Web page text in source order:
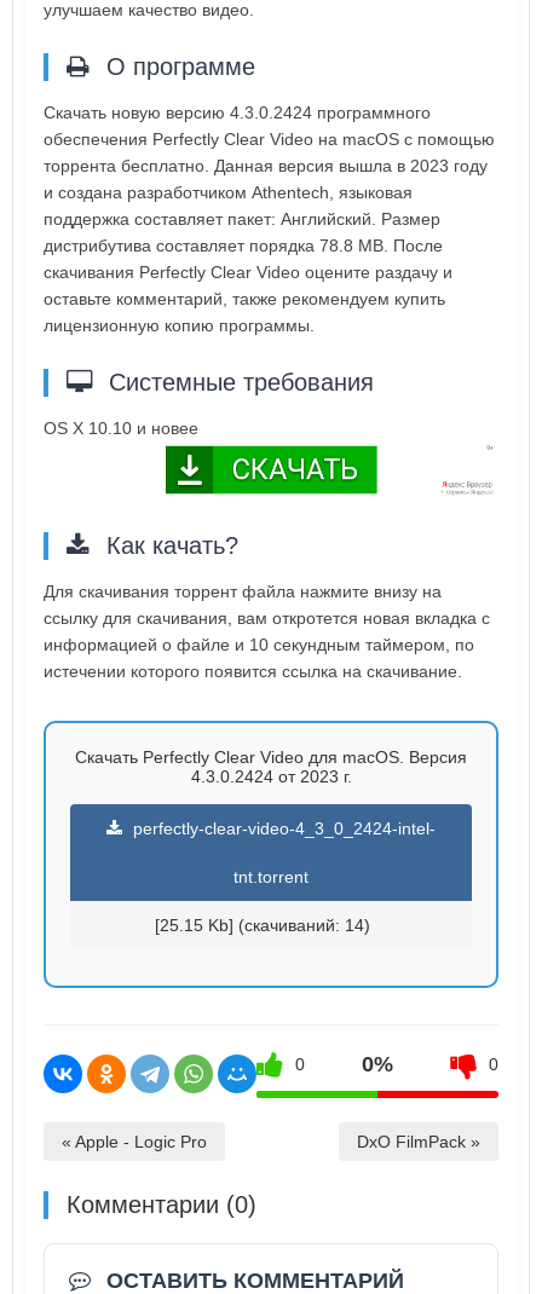
улучшаем качество видео.
О программе
Скачать новую версию 4.3.0.2424 программного
обеспечения Perfectly Clear Video на macOS с помощью
торрента бесплатно. Данная версия вышла в 2023 году
и создана разработчиком Athentech, языковая
поддержка составляет пакет: Английский. Размер
дистрибутива составляет порядка 78.8 MB. После
скачивания Perfectly Clear Video оцените раздачу и
оставьте комментарий, также рекомендуем купить
лицензионную копию программы.
Системные требования
OS X 10.10 и новее
Как качать?
Для скачивания торрент файла нажмите внизу на
ссылку для скачивания, вам откротется новая вкладка с
информацией о файле и 10 секундным таймером, по
истечении которого появится ссылка на скачивание.
Скачать Perfectly Clear Video для macOS. Версия
4.3.0.2424 от 2023 г.
perfectly-clear-video-4_3_0_2424-intel-
tnt.torrent
[25.15 Kb] (cкачиваний: 14)
0 0% 0
« Apple - Logic Pro DxO FilmPack »
Комментарии (0)
ОСТАВИТЬ КОММЕНТАРИЙ